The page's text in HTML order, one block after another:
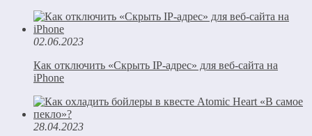
02.06.2023
Как отключить «Скрыть IP-адрес» для веб-сайта на
iPhone
28.04.2023